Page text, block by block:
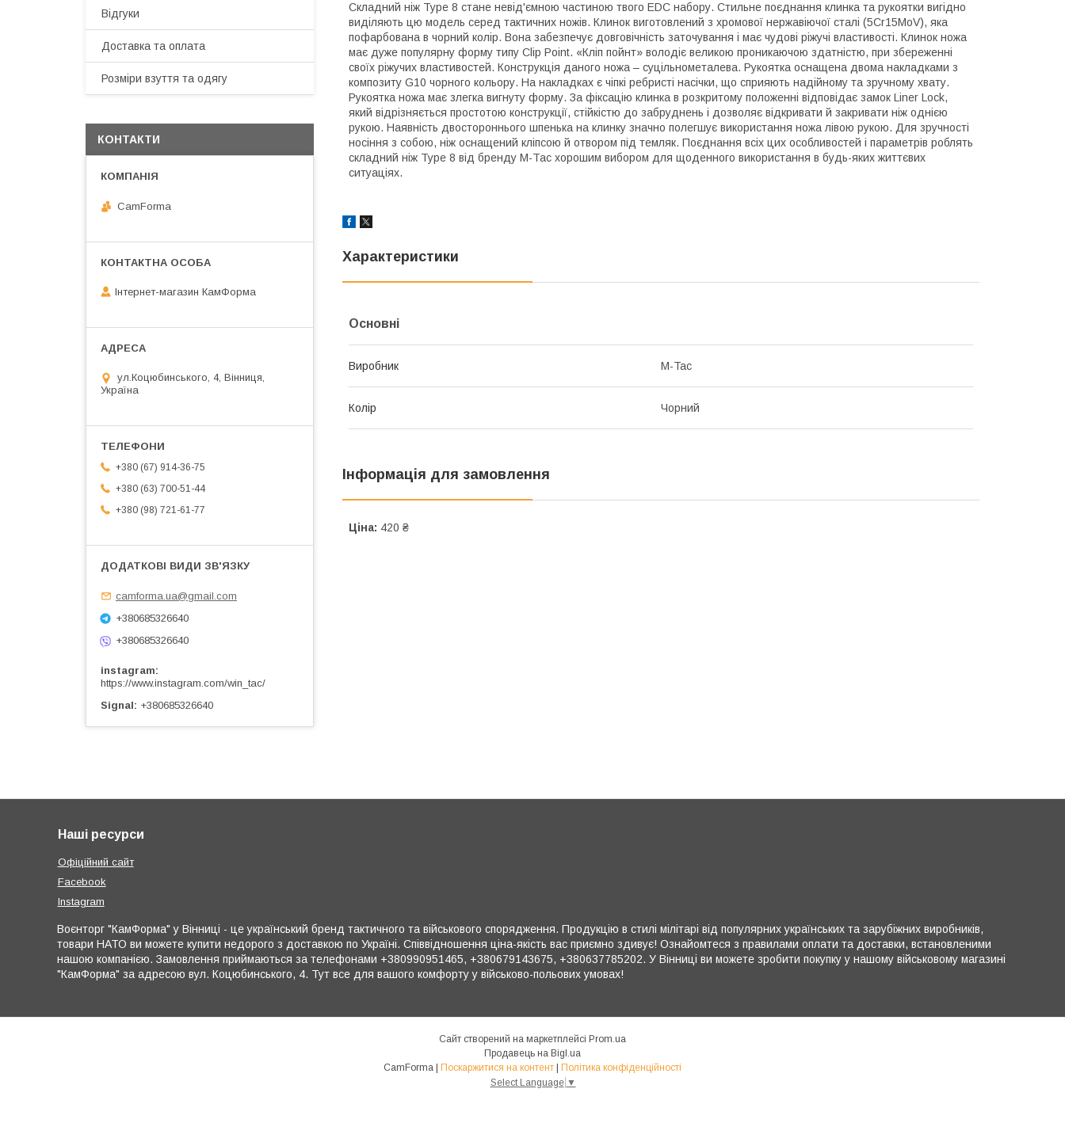
Складний ніж Type 8 стане невід'ємною частиною твого EDC набору. Стильне поєднання клинка та рукоятки вигідно
виділяють цю модель серед тактичних ножів. Клинок виготовлений з хромової нержавіючої сталі (5Cr15MoV), яка
пофарбована в чорний колір. Вона забезпечує довговічність заточування і має чудові ріжучі властивості. Клинок ножа
має дуже популярну форму типу Clip Point. «Кліп пойнт» володіє великою проникаючою здатністю, при збереженні
своїх ріжучих властивостей. Конструкція даного ножа – суцільнометалева. Рукоятка оснащена двома накладками з
композиту G10 чорного кольору. На накладках є чіпкі ребристі насічки, що сприяють надійному та зручному хвату.
Рукоятка ножа має злегка вигнуту форму. За фіксацію клинка в розкритому положенні відповідає замок Liner Lock,
який відрізняється простотою конструкції, стійкістю до забруднень і дозволяє відкривати й закривати ніж однією
рукою. Наявність двостороннього шпенька на клинку значно полегшує використання ножа лівою рукою. Для зручності
носіння з собою, ніж оснащений кліпсою й отвором під темляк. Поєднання всіх цих особливостей і параметрів роблять
складний ніж Type 8 від бренду М-Тас хорошим вибором для щоденного використання в будь-яких життєвих
ситуаціях.
Характеристики
Основні
Виробник M-Tac
Колір Чорний
Інформація для замовлення
Ціна: 420 ₴
Відгуки
Доставка та оплата
Розміри взуття та одягу
КОНТАКТИ
CamForma
Інтернет-магазин КамФорма
ул.Коцюбинського, 4, Вінниця,
Україна
+380 (67) 914-36-75
+380 (63) 700-51-44
+380 (98) 721-61-77
camforma.ua@gmail.com
+380685326640
+380685326640
instagram
https://www.instagram.com/win_tac/
Signal
+380685326640
Наші ресурси
Офіційний сайт
Facebook
Instagram
Воєнторг "КамФорма" у Вінниці - це український бренд тактичного та військового спорядження. Продукцію в стилі мілітарі від популярних українських та зарубіжних виробників,
товари НАТО ви можете купити недорого з доставкою по Україні. Співвідношення ціна-якість вас приємно здивує! Ознайомтеся з правилами оплати та доставки, встановленими
нашою компанією. Замовлення приймаються за телефонами +380990951465, +380679143675, +380637785202. У Вінниці ви можете зробити покупку у нашому військовому магазині
"КамФорма" за адресою вул. Коцюбинського, 4. Тут все для вашого комфорту у військово-польових умовах!
Сайт створений на маркетплейсі Prom.ua
Продавець на Bigl.ua
CamForma | Поскаржитися на контент | Політика конфіденційності
Select Language ▼